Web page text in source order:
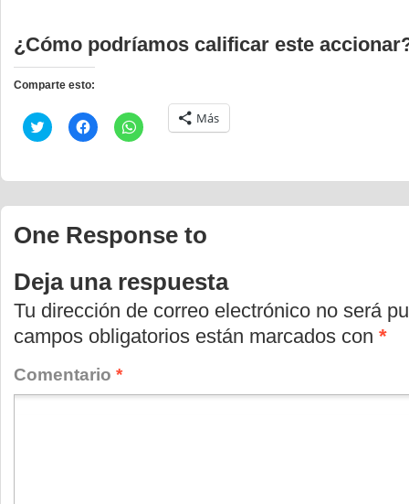
¿Cómo podríamos calificar este
Comparte esto:
Haz
clic
Twitter
abre
una
ventana
Haz
clic
Facebook
abre
una
ventana
Haz
clic
WhatsApp
abre
una
ventana
Más
One Response to
Deja una respuesta
Tu dirección de correo electrónico no será
campos obligatorios están marcados con *
Comentario *